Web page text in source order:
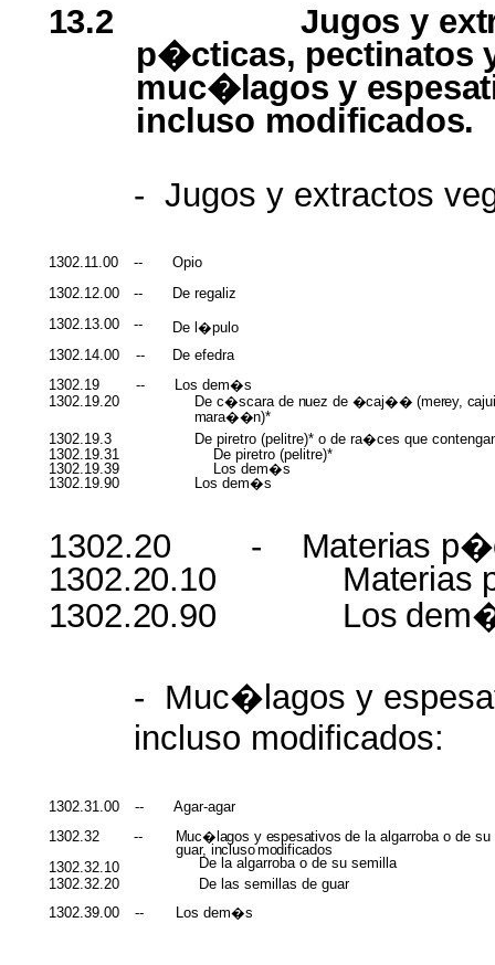
13.2
Jugos y
p�cticas, pectinatos
muc�lagos y
incluso modificados.
- Jugos y extractos
1302.11.00 --
Opio
1302.12.00
-- De regaliz
1302.13.00
-- De l�pulo
1302.14.00
-- De efedra
1302.19
-- Los dem�s
1302.19.20
De c�scarade nuez de �caj�� (merey,
mara��n)*
1302.19.3
De piretro(pelitre)* o de ra�ces que
1302.19.31
Depiretro (pelitre)*
1302.19.39
Losdem�s
1302.19.90
Los dem�s
1302.20 - Materias
1302.20.10 Materias
1302.20.90 Los
- Muc�lagos y
incluso modificados:
1302.31.00 --
Agar-agar
1302.32
1302.32.10
-- Muc�lagos y espesativos de la algarroba o desu
guar, inclusomodificados
De la algarroba o desu semilla
1302.32.20
De lassemillas de guar
1302.39.00
-- Los dem�s